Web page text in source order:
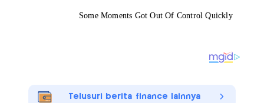
Telusuri berita finance lainnya